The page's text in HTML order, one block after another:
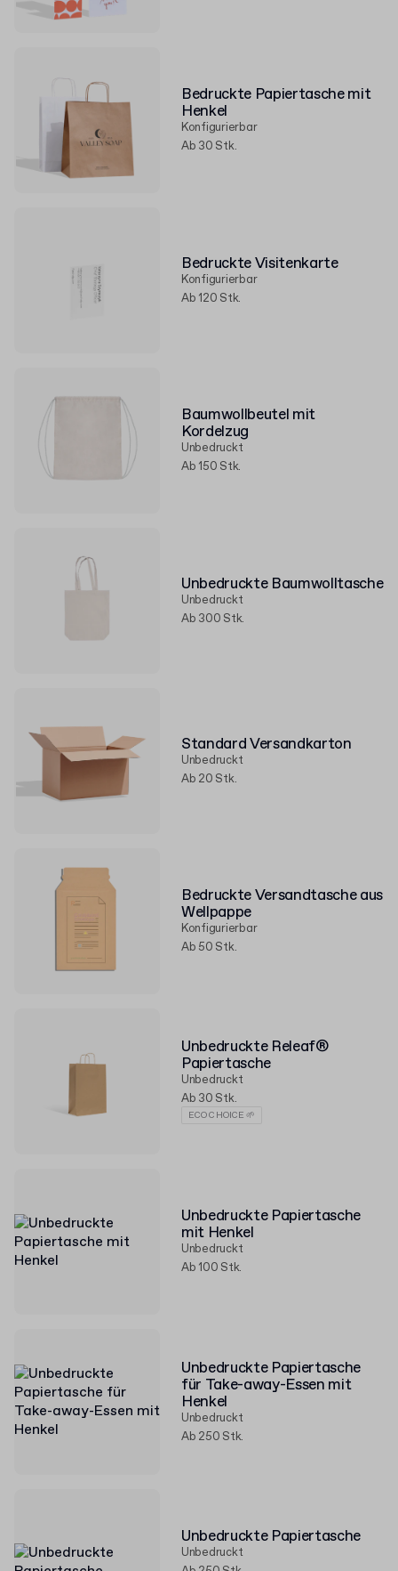
Bedruckte Papiertasche mit
Henkel
Konfigurierbar
Ab 30 Stk.
Bedruckte Visitenkarte
Konfigurierbar
Ab 120 Stk.
Baumwollbeutel mit
Kordelzug
Unbedruckt
Ab 150 Stk.
Unbedruckte Baumwolltasche
Unbedruckt
Ab 300 Stk.
Standard Versandkarton
Unbedruckt
Ab 20 Stk.
Bedruckte Versandtasche aus
Wellpappe
Konfigurierbar
Ab 50 Stk.
Unbedruckte Releaf®
Papiertasche
Unbedruckt
Ab 30 Stk.
ECO CHOICE 🌱
Unbedruckte Papiertasche
mit Henkel
Unbedruckt
Ab 100 Stk.
Unbedruckte Papiertasche
für Take-away-Essen mit
Henkel
Unbedruckt
Ab 250 Stk.
Unbedruckte Papiertasche
Unbedruckt